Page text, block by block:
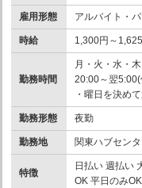
雇用形態 アルバイト・パ
時給 1,300円～
勤務時間
月・火・水・
20:00～翌
・曜日を決め
勤務形態 夜勤
勤務地 関東ハブセン
特徴
日払い 週払い
OK 平日のみ